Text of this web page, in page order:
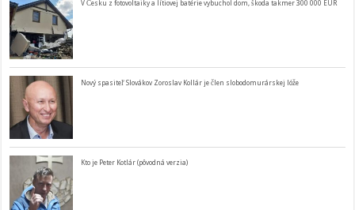
V Česku z fotovoltaiky a lítiovej batérie vybuchol dom, škoda takmer 300 000 EUR
Nový spasiteľ Slovákov Zoroslav Kollár je člen slobodomurárskej lóže
Kto je Peter Kotlár (pôvodná verzia)